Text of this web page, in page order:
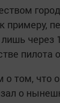
примеру,
через
пилота
о том, что
о